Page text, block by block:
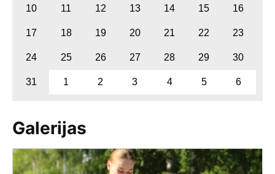
10 11 12 13 14 15 16
17 18 19 20 21 22 23
24 25 26 27 28 29 30
31 1 2 3 4 5 6
Galerijas